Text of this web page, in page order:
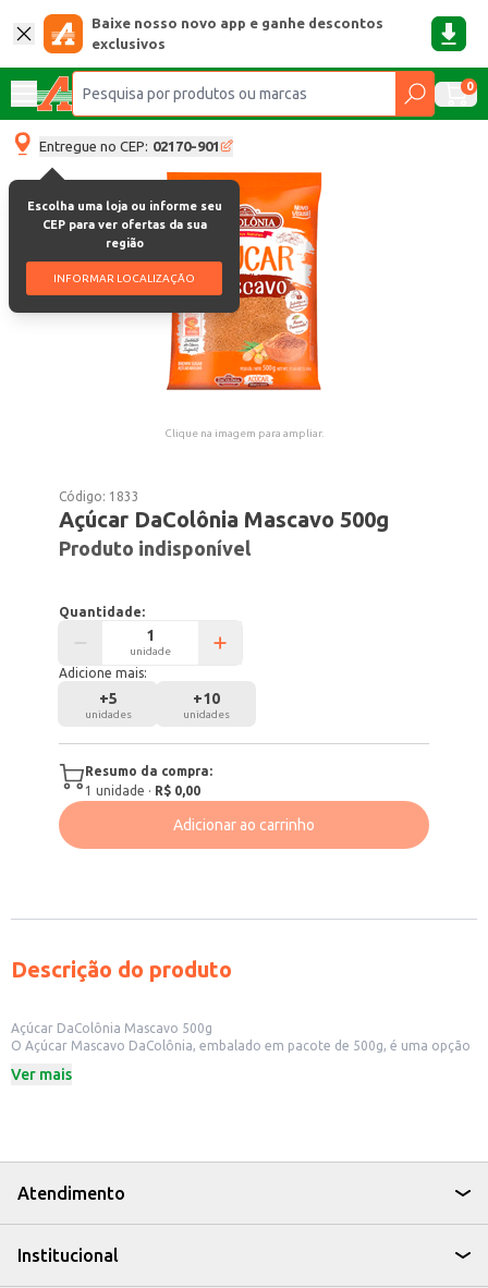
Baixe nosso novo app e ganhe descontos
exclusivos
0
Entregue no CEP: 02170-901
Escolha uma loja ou informe seu
CEP para ver ofertas da sua
região
INFORMAR LOCALIZAÇÃO
Clique na imagem para ampliar.
Código: 1833
Açúcar DaColônia Mascavo 500g
Produto indisponível
Quantidade:
unidade
Adicione mais:
+5
unidades
+10
unidades
Resumo da compra:
1 unidade · R$ 0,00
Adicionar ao carrinho
Descrição do produto
Açúcar DaColônia Mascavo 500g
O Açúcar Mascavo DaColônia, embalado em pacote de 500g, é uma opção
quem procura um adoçante com sabor diferenciado, o açúcar mascavo
Use em preparos de caldas e caramelos.
Pode ser utilizado em receitas de pães e sobremesas.
O Açúcar Mascavo DaColônia é uma escolha para quem busca um produto
Ver mais
Atendimento
Institucional